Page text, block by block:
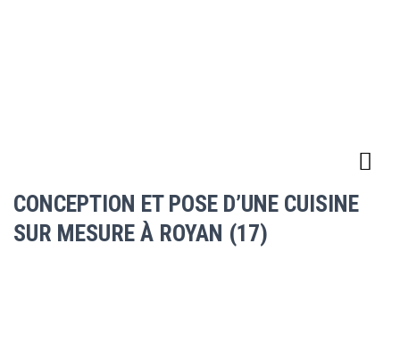
CONCEPTION ET POSE D’UNE CUISINE
SUR MESURE À ROYAN (17)